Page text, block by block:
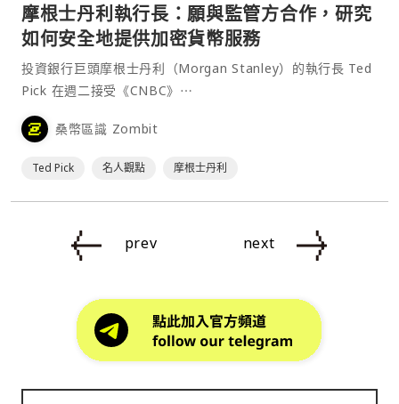
摩根士丹利執行長：願與監管方合作，研究
如何安全地提供加密貨幣服務
投資銀行巨頭摩根士丹利（Morgan Stanley）的執行長 Ted
Pick 在週二接受《CNBC》⋯
桑幣區識 Zombit
Ted Pick 名人觀點 摩根士丹利
prev next